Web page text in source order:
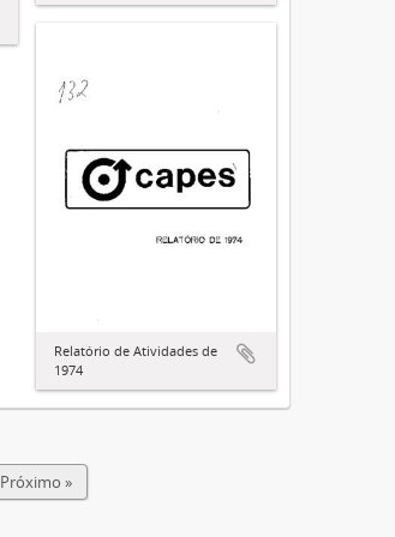
Relatório de Atividades de
1974
Próximo »